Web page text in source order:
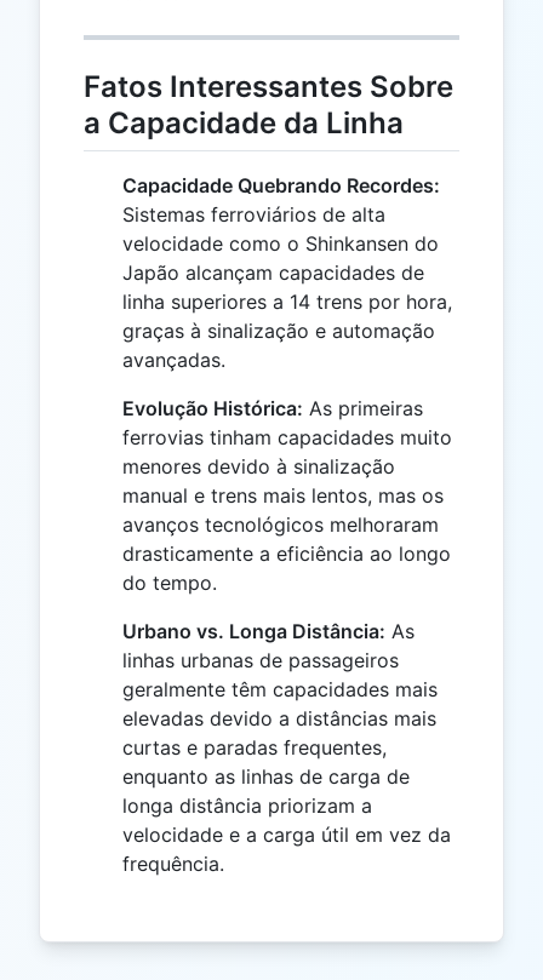
Fatos Interessantes Sobre
a Capacidade da Linha
Capacidade Quebrando Recordes:
Sistemas ferroviários de alta
velocidade como o Shinkansen do
Japão alcançam capacidades de
linha superiores a 14 trens por hora,
graças à sinalização e automação
avançadas.
Evolução Histórica: As primeiras
ferrovias tinham capacidades muito
menores devido à sinalização
manual e trens mais lentos, mas os
avanços tecnológicos melhoraram
drasticamente a eficiência ao longo
do tempo.
Urbano vs. Longa Distância: As
linhas urbanas de passageiros
geralmente têm capacidades mais
elevadas devido a distâncias mais
curtas e paradas frequentes,
enquanto as linhas de carga de
longa distância priorizam a
velocidade e a carga útil em vez da
frequência.